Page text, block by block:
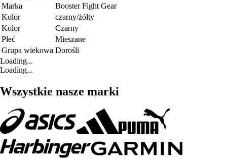
Marka
Booster Fight Gear
Kolor
czarny/żółty
Kolor
Czarny
Płeć
Mieszane
Grupa wiekowa Dorośli
Loading...
Loading...
Wszystkie nasze marki